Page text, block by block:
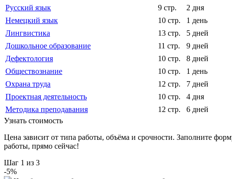
Русский язык
9 стр. 2 дня
Немецкий язык
10 стр. 1 день
Лингвистика
13 стр. 5 дней
Дошкольное образование
11 стр. 9 дней
Дефектология
10 стр. 8 дней
Обществознание
10 стр. 1 день
Охрана труда
12 стр. 7 дней
Проектная деятельность
10 стр. 4 дня
Методика преподавания
12 стр. 6 дней
Узнать стоимость
Цена зависит от типа работы, объёма и срочности. Заполните
работы, прямо сейчас!
Шаг 1 из 3
-5%